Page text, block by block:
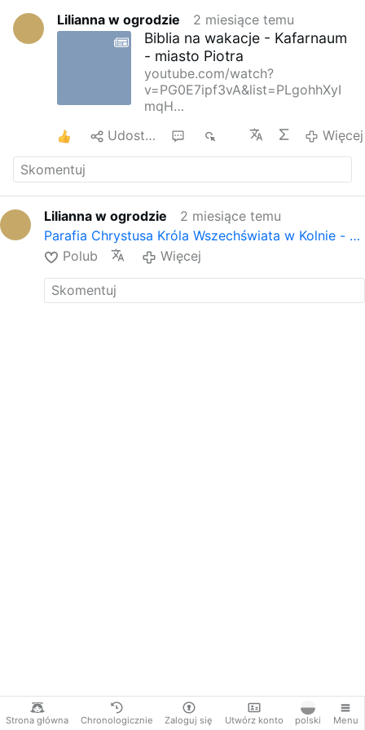
Strona główna Chronologicznie Zaloguj się Utwórz konto polski Menu
Lilianna w ogrodzie 2 miesiące temu
Biblia na wakacje - Kafarnaum
- miasto Piotra
youtube.com/watch?
v=PG0E7ipf3vA&list=PLgohhXyI
mqH…
Udostępnij Więcej
Lilianna w ogrodzie
2 miesiące temu
Parafia Chrystusa Króla Wszechświata w Kolnie - …
Polub
Więcej